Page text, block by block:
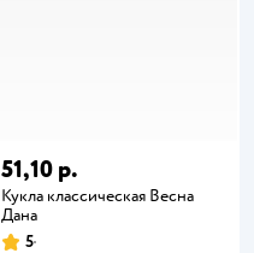
51,10 р.
Кукла классическая Весна
Дана
5